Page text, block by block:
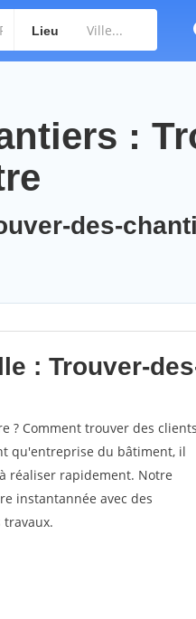
Lieu
:
des-
: Trouver-
? Comment trouver des clients
qu'entreprise du bâtiment, il
réaliser rapidement. Notre
instantannée avec des